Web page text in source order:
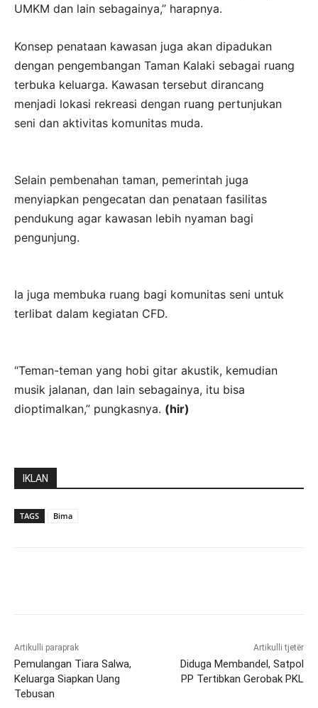
UMKM dan lain sebagainya,” harapnya.
Konsep penataan kawasan juga akan dipadukan
dengan pengembangan Taman Kalaki sebagai ruang
terbuka keluarga. Kawasan tersebut dirancang
menjadi lokasi rekreasi dengan ruang pertunjukan
seni dan aktivitas komunitas muda.
Selain pembenahan taman, pemerintah juga
menyiapkan pengecatan dan penataan fasilitas
pendukung agar kawasan lebih nyaman bagi
pengunjung.
Ia juga membuka ruang bagi komunitas seni untuk
terlibat dalam kegiatan CFD.
“Teman-teman yang hobi gitar akustik, kemudian
musik jalanan, dan lain sebagainya, itu bisa
dioptimalkan,” pungkasnya. (hir)
IKLAN
TAGS Bima
Artikulli paraprak
Pemulangan Tiara Salwa,
Keluarga Siapkan Uang
Tebusan
Artikulli tjetër
Diduga Membandel, Satpol
PP Tertibkan Gerobak PKL